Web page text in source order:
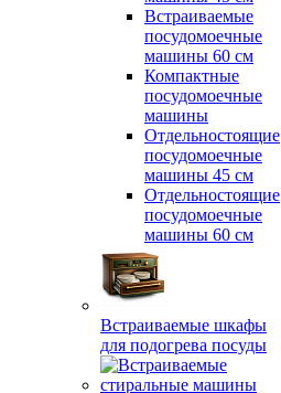
Встраиваемые
посудомоечные
машины 60 см
Компактные
посудомоечные
машины
Отдельностоящие
посудомоечные
машины 45 см
Отдельностоящие
посудомоечные
машины 60 см
Встраиваемые шкафы
для подогрева посуды